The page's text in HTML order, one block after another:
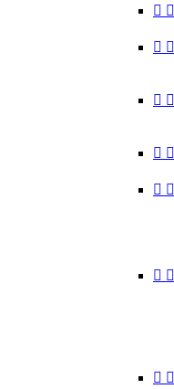
 
 
 
 
 
 
 